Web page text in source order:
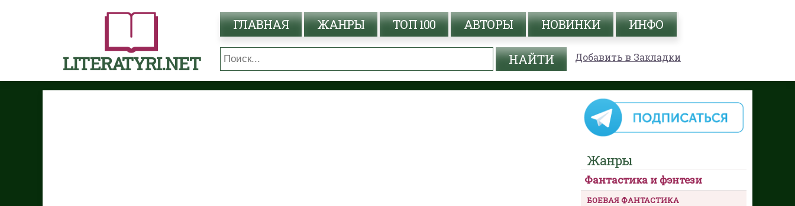
LITERATYRI.NET
ГЛАВНАЯ ЖАНРЫ ТОП 100 АВТОРЫ НОВИНКИ ИНФО
Добавить в Закладки
Жанры
Фантастика и фэнтези
БОЕВАЯ ФАНТАСТИКА